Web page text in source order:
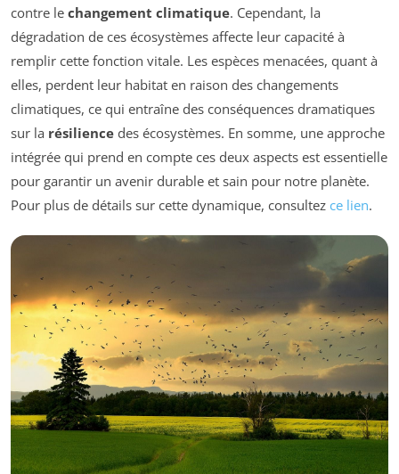
contre le changement climatique. Cependant, la
dégradation de ces écosystèmes affecte leur capacité à
remplir cette fonction vitale. Les espèces menacées, quant à
elles, perdent leur habitat en raison des changements
climatiques, ce qui entraîne des conséquences dramatiques
sur la résilience des écosystèmes. En somme, une approche
intégrée qui prend en compte ces deux aspects est essentielle
pour garantir un avenir durable et sain pour notre planète.
Pour plus de détails sur cette dynamique, consultez ce lien.